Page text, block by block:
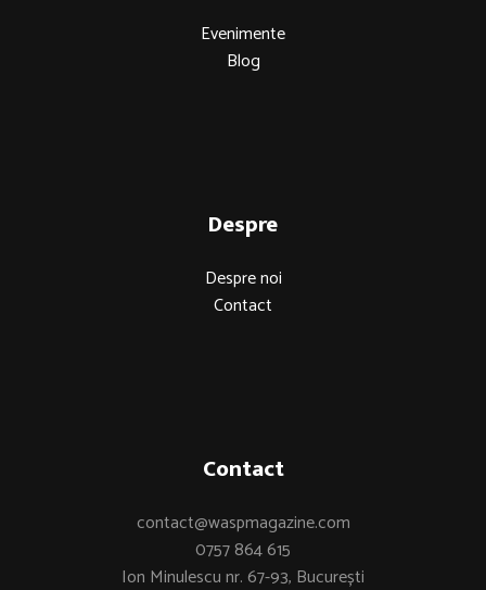
Evenimente
Blog
Despre
Despre noi
Contact
Contact
contact@waspmagazine.com
0757 864 615
Ion Minulescu nr. 67-93, București